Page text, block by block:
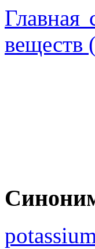
Главная
веществ